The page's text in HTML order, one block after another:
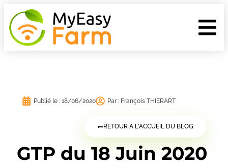
Publié le : 18/06/2020 Par : François THIERART
RETOUR À L'ACCUEIL DU BLOG
GTP du 18 Juin 2020